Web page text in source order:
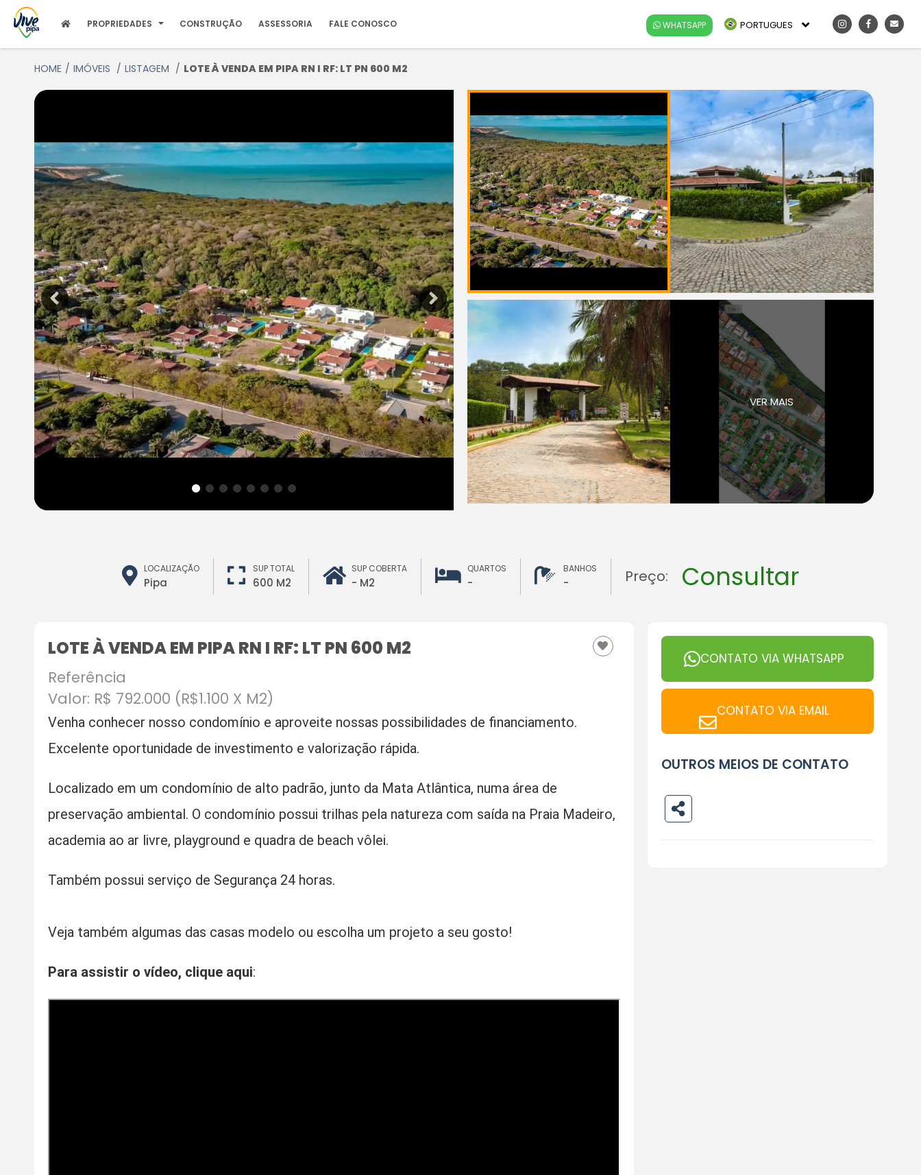
PROPRIEDADES CONSTRUÇÃO ASSESSORIA FALE CONOSCO WHATSAPP PORTUGUES
HOME IMÓVEIS LISTAGEM LOTE À VENDA EM PIPA RN I RF: LT PN 600 M2
VER MAIS
LOCALIZAÇÃO
Pipa
SUP TOTAL
600 M2
SUP COBERTA
- M2
QUARTOS
-
BANHOS
- Preço: Consultar
LOTE À VENDA EM PIPA RN I RF: LT PN 600 M2
Referência
Valor: R$ 792.000 (R$1.100 X M2)
Venha conhecer nosso condomínio e aproveite nossas possibilidades de financiamento.
Excelente oportunidade de investimento e valorização rápida.
Localizado em um condomínio de alto padrão, junto da Mata Atlântica, numa área de
preservação ambiental. O condomínio possui trilhas pela natureza com saída na Praia Madeiro,
academia ao ar livre, playground e quadra de beach vôlei.
Também possui serviço de Segurança 24 horas.
Veja também algumas das casas modelo ou escolha um projeto a seu gosto!
Para assistir o vídeo, clique aqui:
CONTATO VIA WHATSAPP
CONTATO VIA EMAIL
OUTROS MEIOS DE CONTATO